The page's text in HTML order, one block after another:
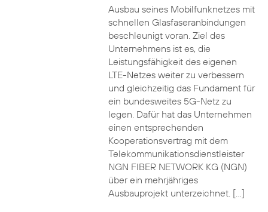
Ausbau seines Mobilfunknetzes mit
schnellen Glasfaseranbindungen
beschleunigt voran. Ziel des
Unternehmens ist es, die
Leistungsfähigkeit des eigenen
LTE-Netzes weiter zu verbessern
und gleichzeitig das Fundament für
ein bundesweites 5G-Netz zu
legen. Dafür hat das Unternehmen
einen entsprechenden
Kooperationsvertrag mit dem
Telekommunikationsdienstleister
NGN FIBER NETWORK KG (NGN)
über ein mehrjähriges
Ausbauprojekt unterzeichnet. […]